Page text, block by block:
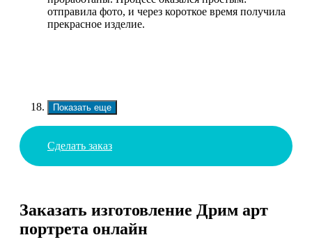
отправила фото, и через короткое время получила
прекрасное изделие.
Показать еще
Сделать заказ
Заказать изготовление Дрим арт
портрета онлайн